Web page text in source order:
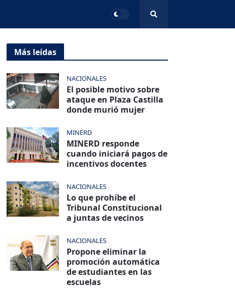
Más leídas
NACIONALES
El posible motivo sobre
ataque en Plaza Castilla
donde murió mujer
MINERD
MINERD responde
cuando iniciará pagos de
incentivos docentes
NACIONALES
Lo que prohíbe el
Tribunal Constitucional
a juntas de vecinos
NACIONALES
Propone eliminar la
promoción automática
de estudiantes en las
escuelas